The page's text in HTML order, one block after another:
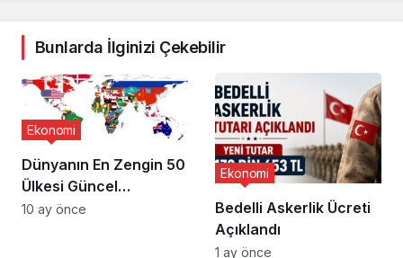
Bunlarda İlginizi Çekebilir
Dünyanın En Zengin 50
Ülkesi Güncel
Sıralaması
Ekonomi
10 ay önce
Bedelli Askerlik Ücreti
Açıklandı
Ekonomi
1 ay önce